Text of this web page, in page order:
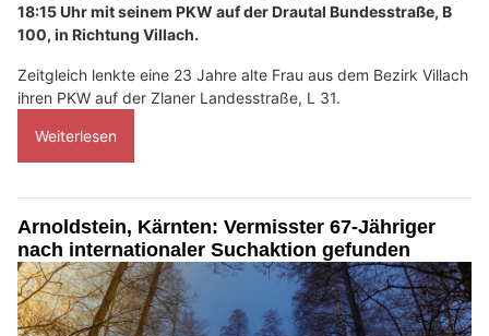
18:15 Uhr mit seinem PKW auf der Drautal Bundesstraße, B
100, in Richtung Villach.
Zeitgleich lenkte eine 23 Jahre alte Frau aus dem Bezirk Villach
ihren PKW auf der Zlaner Landesstraße, L 31.
Weiterlesen
Arnoldstein, Kärnten: Vermisster 67-Jähriger
nach internationaler Suchaktion gefunden